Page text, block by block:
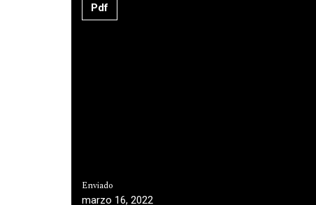
Pdf
Enviado
marzo 16, 2022